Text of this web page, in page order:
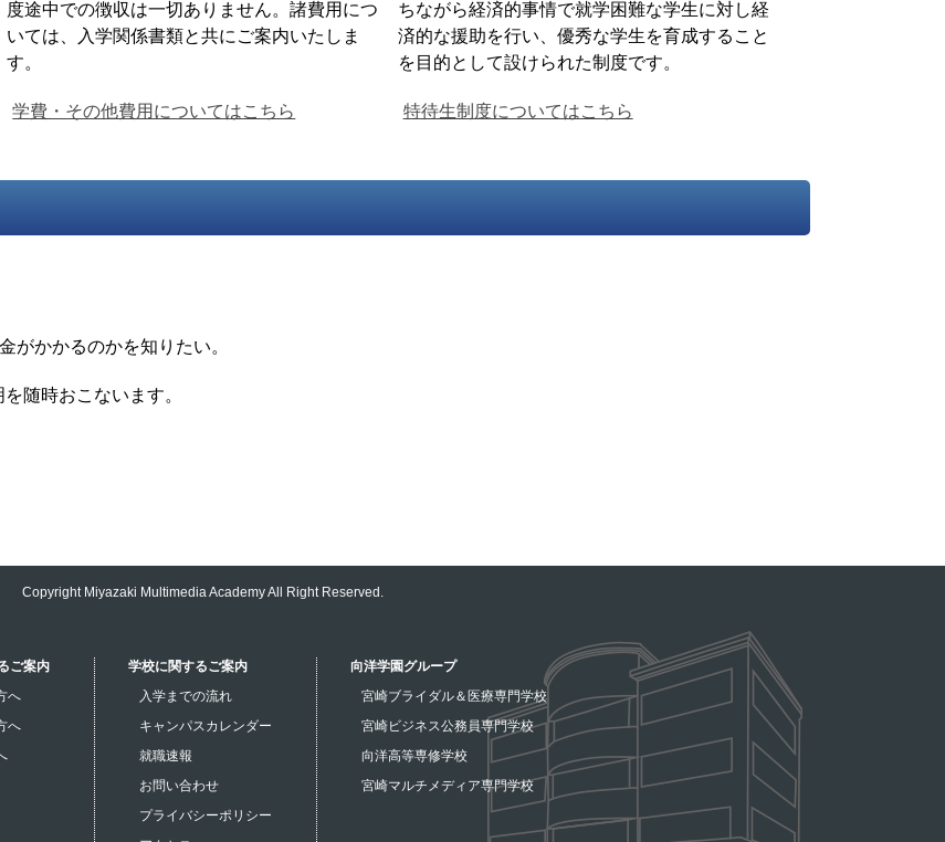
度途中での徴収は一切ありません。諸費用につ
いては、入学関係書類と共にご案内いたしま
す。
学費・その他費用についてはこちら
ちながら経済的事情で就学困難な学生に対し経
済的な援助を行い、優秀な学生を育成すること
を目的として設けられた制度です。
特待生制度についてはこちら
がかかるのかを知りたい。
随時おこないます。
Copyright Miyazaki Multimedia Academy All Right Reserved.
ご案内
へ
へ
学校に関するご案内
入学までの流れ
キャンパスカレンダー
就職速報
お問い合わせ
プライバシーポリシー
向洋学園グループ
宮崎ブライダル＆医療専門学校
宮崎ビジネス公務員専門学校
向洋高等専修学校
宮崎マルチメディア専門学校